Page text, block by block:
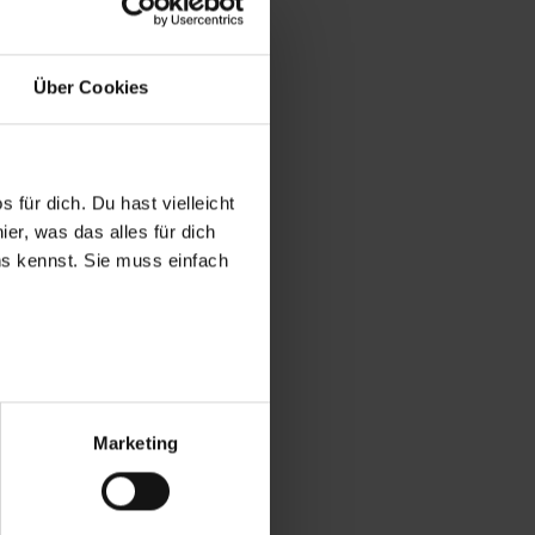
Über Cookies
für dich. Du hast vielleicht
was das alles für dich
kennst. Sie muss einfach
bei Benutzung der
zu analysieren
Partner führen diese
Marketing